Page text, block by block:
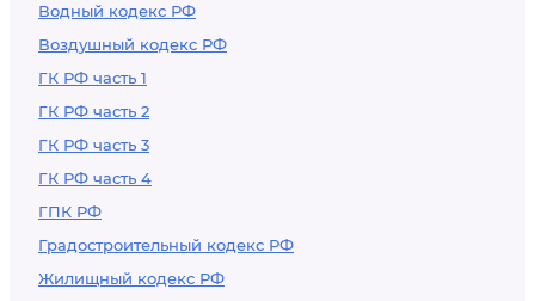
Водный кодекс РФ
Воздушный кодекс РФ
ГК РФ часть 1
ГК РФ часть 2
ГК РФ часть 3
ГК РФ часть 4
ГПК РФ
Градостроительный кодекс РФ
Жилищный кодекс РФ
профессиональных
коллекторских
организаций,
кредитных и
микрофинансовых
организаций,
включенных в
перечень кредитных